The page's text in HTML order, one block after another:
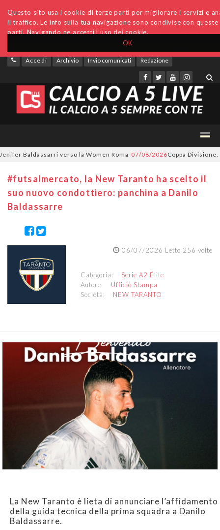
OK
Questo sito usa i cookie di terze parti per migliorare i servizi e
il traffico. Le info sulla tua navigazione sono condivise con
parti. Navigando ne accetti l'uso dei cookie.
Accedi Archivio Invio comunicati Redazione
Baldassarri verso la Women Roma 07/08/2026Coppa Divisione, si
#futsalmercato, la New Taranto ha scelto il
suo nuovo condottiero: panchina a Danilo
Baldassarre
06/07/2026 Letto 256 volte
Categoria: Serie A2 Élite
Autore: Ufficio Stampa
Società: NEW TARANTO
La New Taranto è lieta di annunciare l’affidamento
della guida tecnica della prima squadra a Danilo
Baldassarre.